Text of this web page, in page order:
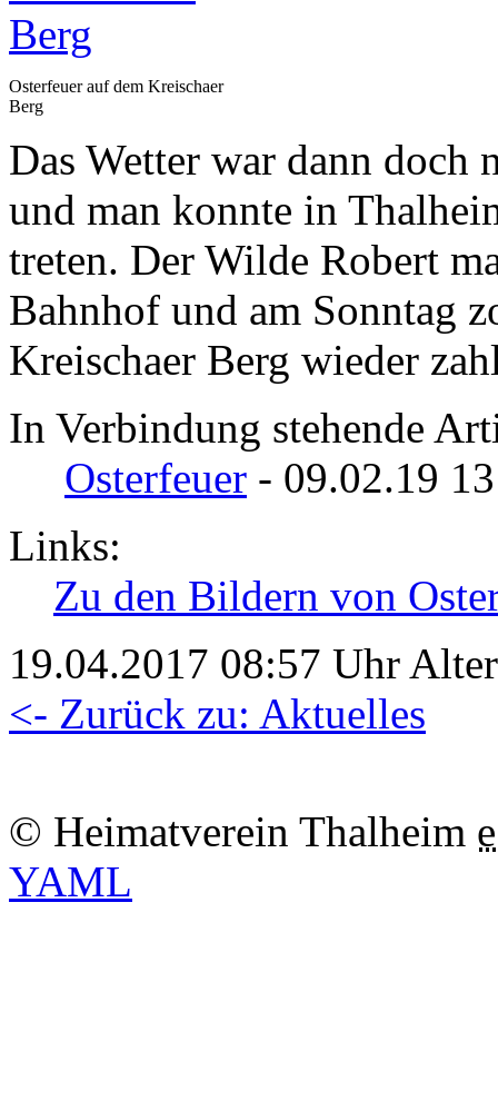
Osterfeuer auf dem Kreischaer
Berg
Das Wetter war dann doch
und man konnte in
treten. Der Wilde Robert
Bahnhof und am Sonntag
Kreischaer Berg wieder
In Verbindung stehende
Osterfeuer - 09.02.19
Links:
Zu den Bildern von
19.04.2017 08:57 Uhr
<- Zurück zu: Aktuelles
© Heimatverein Thalheim
YAML